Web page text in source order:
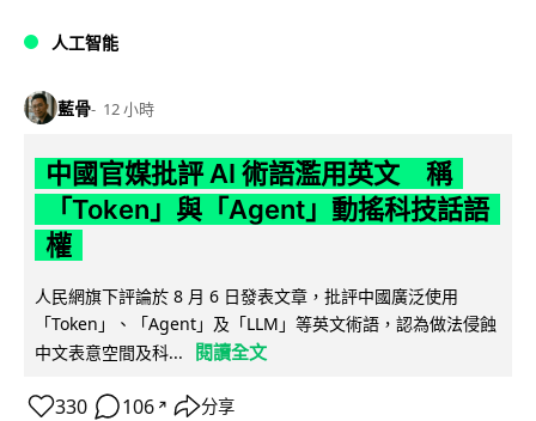
人工智能
藍骨 12 小時
中國官媒批評 AI 術語濫用英文 稱
「Token」與「Agent」動搖科技話語
權
人民網旗下評論於 8 月 6 日發表文章，批評中國廣泛使用
「Token」、「Agent」及「LLM」等英文術語，認為做法侵蝕
中文表意空間及科...
閱讀全文
330 106 ↗ 分享